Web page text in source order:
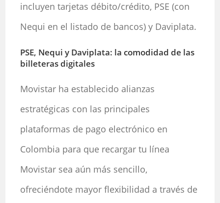
incluyen tarjetas débito/crédito, PSE (con
Nequi en el listado de bancos) y Daviplata.
PSE, Nequi y Daviplata: la comodidad de las
billeteras digitales
Movistar ha establecido alianzas
estratégicas con las principales
plataformas de pago electrónico en
Colombia para que recargar tu línea
Movistar sea aún más sencillo,
ofreciéndote mayor flexibilidad a través de